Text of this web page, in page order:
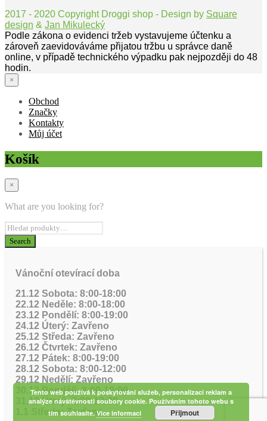
2017 - 2020 Copyright Droggi shop - Design by Square
design & Jan Mikulecký
Podle zákona o evidenci tržeb vystavujeme účtenku a
zároveň zaevidováváme přijatou tržbu u správce daně
online, v případě technického výpadku pak nejpozději do 48
hodin.
×
Obchod
Značky
Kontakty
Můj účet
Košík
×
What are you looking for?
Vánoční otevírací doba
21.12 Sobota: 8:00-18:00
22.12 Neděle: 8:00-18:00
23.12 Pondělí: 8:00-19:00
24.12 Úterý: Zavřeno
25.12 Středa: Zavřeno
26.12 Čtvrtek: Zavřeno
27.12 Pátek: 8:00-19:00
28.12 Sobota: 8:00-12:00
29.12 Nedělí: Zavřeno
30.12 Pondělí: 8:00-19:00
31.12 Úterý: 8:00-12:00
1.1 Středa: Zavřeno
Tento web používá k poskytování služeb, personalizaci reklam a
analýze návštěvnosti soubory cookie. Používáním tohoto webu s
tím souhlasíte. Více informací Přijmout